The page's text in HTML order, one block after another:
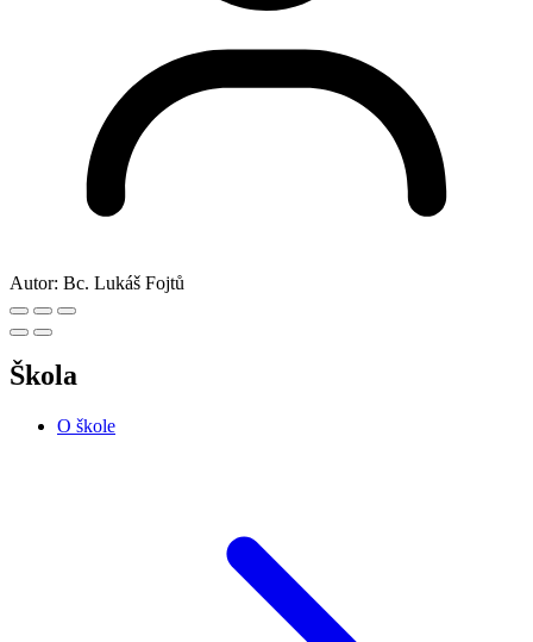
Autor: Bc. Lukáš Fojtů
Škola
O škole